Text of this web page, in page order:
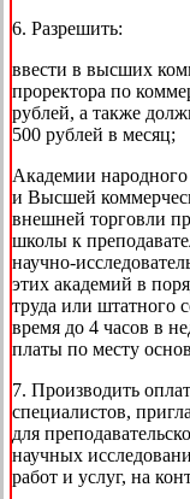
6. Разрешить:
ввести в высших
проректора по
рублей, а также
500 рублей в месяц;
Академии
и Высшей
внешней торговли
школы к
научно-
этих академий в
труда или штатного
время до 4 часов в
платы по месту
7. Производить
специалистов,
для
научных
работ и услуг, на